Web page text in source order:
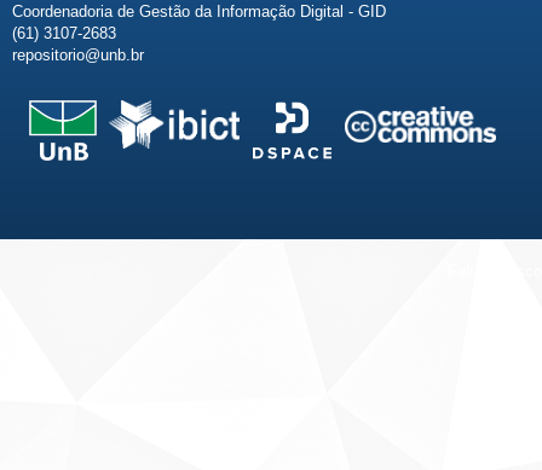
Coordenadoria de Gestão da Informação Digital - GID
(61) 3107-2683
repositorio@unb.br